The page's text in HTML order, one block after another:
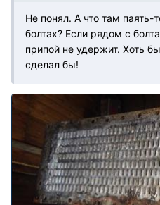
Не понял. А что там
болтах? Если рядом с
припой не удержит. Хоть
сделал бы!